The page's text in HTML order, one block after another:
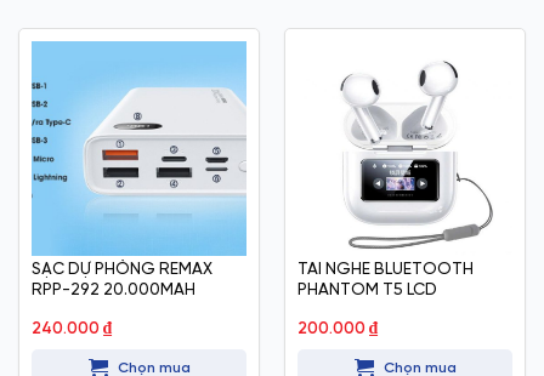
SẠC DỰ PHÒNG REMAX
RPP-292 20.000MAH
240.000 ₫
Chọn mua
TAI NGHE BLUETOOTH
PHANTOM T5 LCD
200.000 ₫
Chọn mua